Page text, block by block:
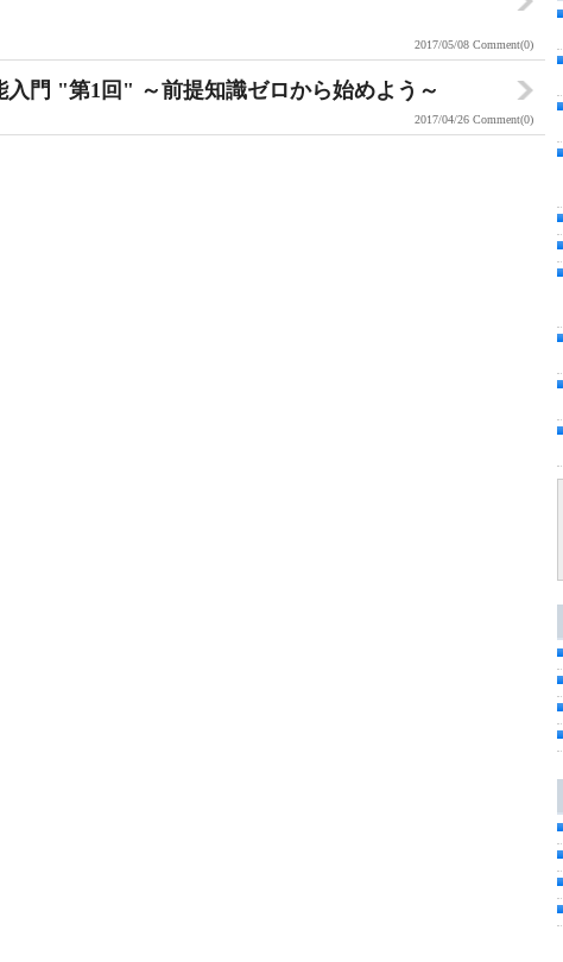
2017/05/08 Comment(0)
入門 "第1回" ～前提知識ゼロから始めよう～
2017/04/26 Comment(0)